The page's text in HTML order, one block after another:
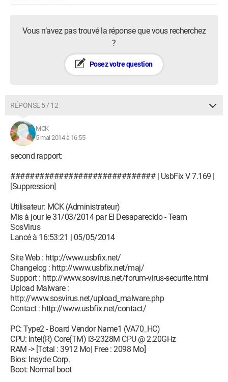
Vous n’avez pas trouvé la réponse que vous recherchez
?
Posez votre question
RÉPONSE 5 / 12
MCK
5 mai 2014 à 16:55
second rapport:
############################## | UsbFix V 7.169 |
[Suppression]
Utilisateur: MCK (Administrateur)
Mis à jour le 31/03/2014 par El Desaparecido - Team
SosVirus
Lancé à 16:53:21 | 05/05/2014
Site Web : http://www.usbfix.net/
Changelog : http://www.usbfix.net/maj/
Support : http://www.sosvirus.net/forum-virus-securite.html
Upload Malware :
http://www.sosvirus.net/upload_malware.php
Contact : http://www.usbfix.net/contact/
PC: Type2 - Board Vendor Name1 (VA70_HC)
CPU: Intel(R) Core(TM) i3-2328M CPU @ 2.20GHz
RAM -> [Total : 3912 Mo| Free : 2098 Mo]
Bios: Insyde Corp.
Boot: Normal boot